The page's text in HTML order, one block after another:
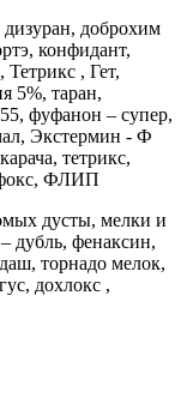
доброхим
конфидант,
, Гет,
5%, таран,
фуфанон – супер,
Экстермин - Ф
тетрикс,
ФЛИП
дусты, мелки и
дубль, фенаксин,
торнадо мелок,
дохлокс ,